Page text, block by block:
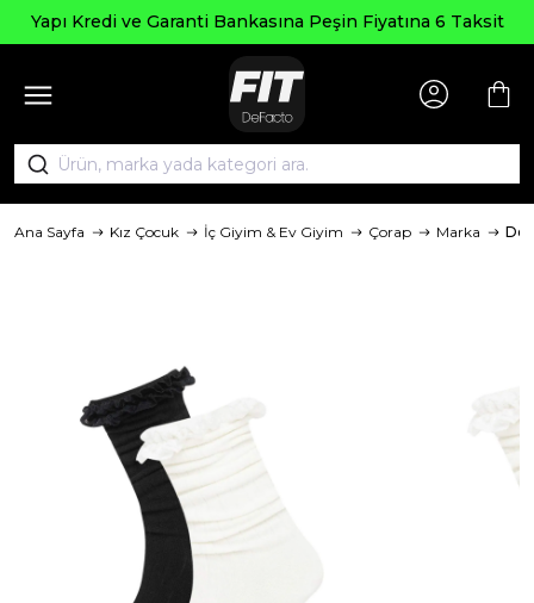
ve Garanti Bankasına Peşin Fiyatına 6 Taksit
Ana Sayfa Kız Çocuk İç Giyim & Ev Giyim Çorap Marka